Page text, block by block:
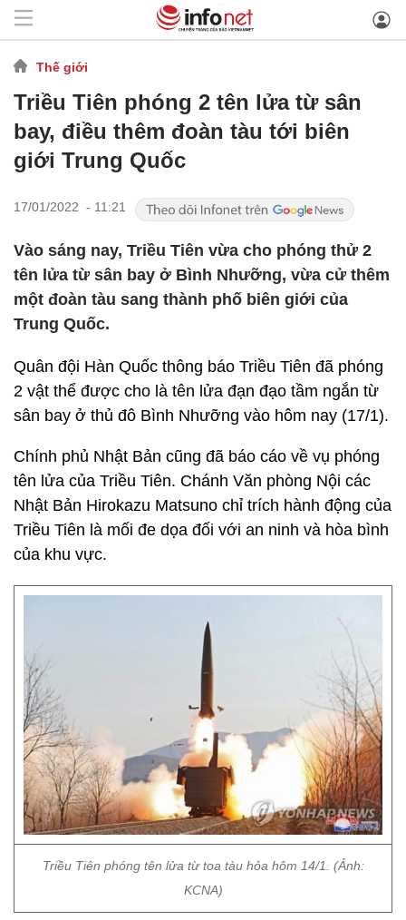
Thế giới
Triều Tiên phóng 2 tên lửa từ sân
bay, điều thêm đoàn tàu tới biên
giới Trung Quốc
17/01/2022 - 11:21
Vào sáng nay, Triều Tiên vừa cho phóng thử 2
tên lửa từ sân bay ở Bình Nhưỡng, vừa cử thêm
một đoàn tàu sang thành phố biên giới của
Trung Quốc.
Quân đội Hàn Quốc thông báo Triều Tiên đã phóng
2 vật thể được cho là tên lửa đạn đạo tầm ngắn từ
sân bay ở thủ đô Bình Nhưỡng vào hôm nay (17/1).
Chính phủ Nhật Bản cũng đã báo cáo về vụ phóng
tên lửa của Triều Tiên. Chánh Văn phòng Nội các
Nhật Bản Hirokazu Matsuno chỉ trích hành động của
Triều Tiên là mối đe dọa đối với an ninh và hòa bình
của khu vực.
Triều Tiên phóng tên lửa từ toa tàu hỏa hôm 14/1. (Ảnh:
KCNA)